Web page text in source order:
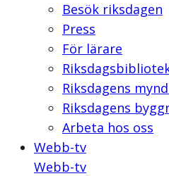
Besök riksdagen
Press
För lärare
Riksdagens
Riksdagens
Arbeta hos oss
Webb-tv
Webb-tv